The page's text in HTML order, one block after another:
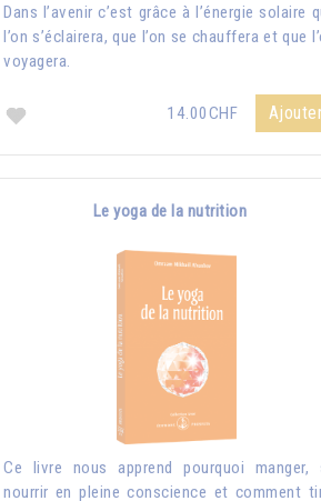
Dans l’avenir c’est grâce à l’énergie solaire
l’on s’éclairera, que l’on se chauffera et que
voyagera.
14.00CHF
Le yoga de la nutrition
Ce livre nous apprend pourquoi manger,
nourrir en pleine conscience et comment